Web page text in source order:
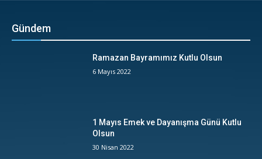
Gündem
Ramazan Bayramımız Kutlu Olsun
6 Mayıs 2022
1 Mayıs Emek ve Dayanışma Günü Kutlu
Olsun
30 Nisan 2022